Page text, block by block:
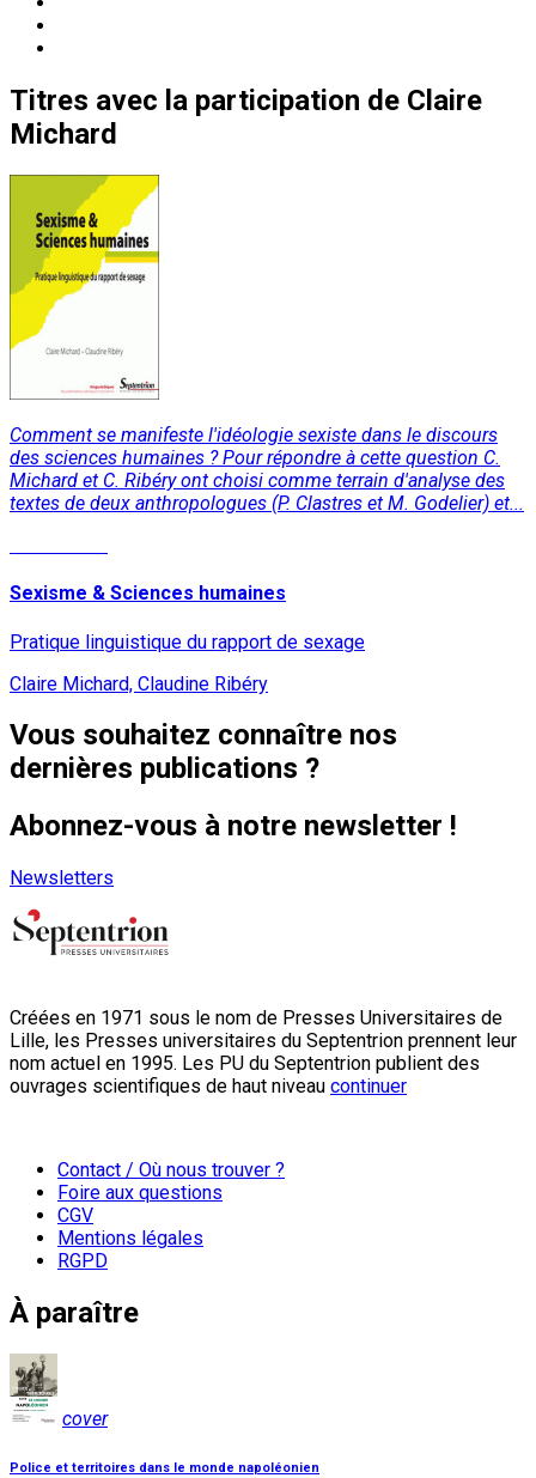
Titres avec la participation de Claire
Michard
Comment se manifeste l'idéologie sexiste dans le discours
des sciences humaines ? Pour répondre à cette question C.
Michard et C. Ribéry ont choisi comme terrain d'analyse des
textes de deux anthropologues (P. Clastres et M. Godelier) et...
Sexisme & Sciences humaines
Pratique linguistique du rapport de sexage
Claire Michard, Claudine Ribéry
Vous souhaitez connaître nos
dernières publications ?
Abonnez-vous à notre newsletter !
Newsletters
Créées en 1971 sous le nom de Presses Universitaires de
Lille, les Presses universitaires du Septentrion prennent leur
nom actuel en 1995. Les PU du Septentrion publient des
ouvrages scientifiques de haut niveau continuer
Contact / Où nous trouver ?
Foire aux questions
CGV
Mentions légales
RGPD
À paraître
cover
Police et territoires dans le monde napoléonien